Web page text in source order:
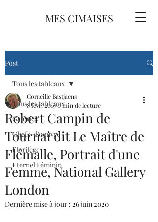
MES CIMAISES
Post
Tous les tableaux
Galeries
Chefs-d'oeuvre
Florilège
Eternel Féminin
Tous les tableaux
Robert Campin de
Tournai dit Le Maître de
Flémalle, Portrait d'une
Femme, National Gallery
London
Corneille Bastjaens
8 févr. 20190 min de lecture
Dernière mise à jour : 26 juin 2020